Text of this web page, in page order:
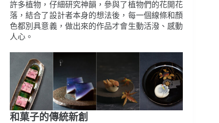
許多植物，仔細研究神韻，參與了植物們的花開花
落，結合了設計者本身的想法後，每一個線條和顏
色都別具意義，做出來的作品才會生動活潑、感動
人心。
和菓子的傳統新創